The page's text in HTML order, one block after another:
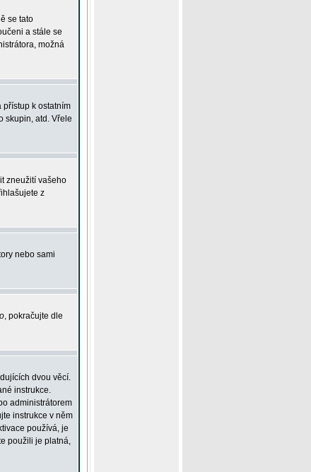
se tato
a stále se
možná
přístup k ostatním
skupin, atd. Vřele
zneužití vašeho
z
nebo sami
, pokračujte dle
dvou věcí.
instrukce.
administrátorem
instrukce v něm
používá, je
použili je platná,